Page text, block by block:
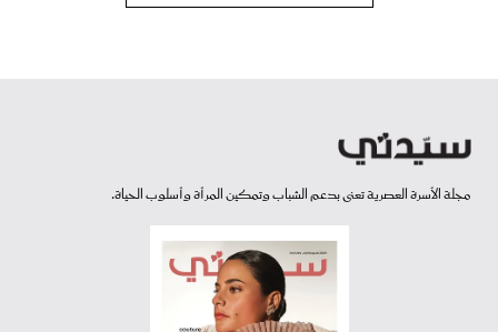
مجلة الأسرة العصرية تعنى بدعم الشباب وتمكين المرأة وأسلوب الحياة.